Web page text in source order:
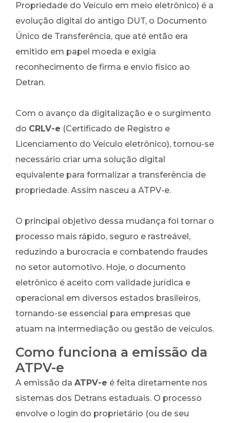
Propriedade do Veículo em meio eletrônico) é a
evolução digital do antigo DUT, o Documento
Único de Transferência, que até então era
emitido em papel moeda e exigia
reconhecimento de firma e envio físico ao
Detran.
Com o avanço da digitalização e o surgimento
do CRLV-e (Certificado de Registro e
Licenciamento do Veículo eletrônico), tornou-se
necessário criar uma solução digital
equivalente para formalizar a transferência de
propriedade. Assim nasceu a ATPV-e.
O principal objetivo dessa mudança foi tornar o
processo mais rápido, seguro e rastreável,
reduzindo a burocracia e combatendo fraudes
no setor automotivo. Hoje, o documento
eletrônico é aceito com validade jurídica e
operacional em diversos estados brasileiros,
tornando-se essencial para empresas que
atuam na intermediação ou gestão de veículos.
Como funciona a emissão da
ATPV-e
A emissão da ATPV-e é feita diretamente nos
sistemas dos Detrans estaduais. O processo
envolve o login do proprietário (ou de seu